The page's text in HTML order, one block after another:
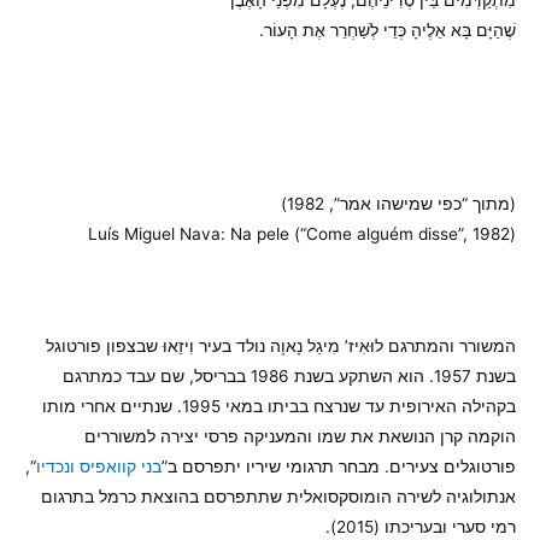
שֶׁהַיָּם בָּא אֵלֶיהָ כְּדֵי לְשַׁחְרֵר אֶת הָעוֹר.
(מתוך “כפי שמישהו אמר”, 1982)
(Luís Miguel Nava: Na pele (“Come alguém disse”, 1982
המשורר והמתרגם לוּאִיז’ מִיגֵל נָאוָה נולד בעיר וִיזֵאוּ שבצפון פורטוגל
בשנת 1957. הוא השתקע בשנת 1986 בבריסל, שם עבד כמתרגם
בקהילה האירופית עד שנרצח בביתו במאי 1995. שנתיים אחרי מותו
הוקמה קרן הנושאת את שמו והמעניקה פרסי יצירה למשוררים
פורטוגלים צעירים. מבחר תרגומי שיריו יתפרסם ב”בני קוואפיס ונכדיו“,
אנתולוגיה לשירה הומוסקסואלית שתתפרסם בהוצאת כרמל בתרגום
רמי סערי ובעריכתו (2015).